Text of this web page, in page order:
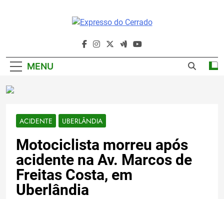
Expresso Do
Cerrado
MENU
ACIDENTE UBERLÂNDIA
Motociclista morreu após
acidente na Av. Marcos de
Freitas Costa, em
Uberlândia